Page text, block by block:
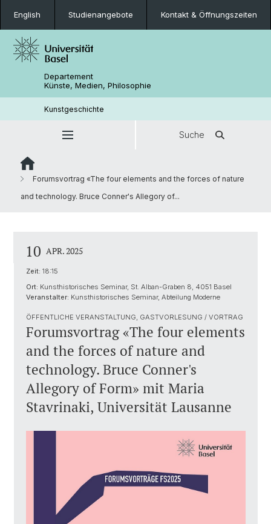
English Studienangebote Kontakt & Öffnungszeiten
Departement
Künste, Medien, Philosophie
Kunstgeschichte
Suche
Forumsvortrag «The four elements and the forces of nature
and technology. Bruce Conner's Allegory of...
10 APR. 2025
Zeit: 18:15
Ort: Kunsthistorisches Seminar, St. Alban-Graben 8, 4051 Basel
Veranstalter: Kunsthistorisches Seminar, Abteilung Moderne
ÖFFENTLICHE VERANSTALTUNG, GASTVORLESUNG / VORTRAG
Forumsvortrag «The four elements
and the forces of nature and
technology. Bruce Conner's
Allegory of Form» mit Maria
Stavrinaki, Universität Lausanne